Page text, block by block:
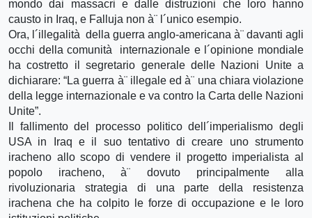
mondo dai massacri e dalle distruzioni che loro hanno
causto in Iraq, e Falluja non à¨ l´unico esempio.
Ora, l´illegalità della guerra anglo-americana à¨ davanti agli
occhi della comunità internazionale e l´opinione mondiale
ha costretto il segretario generale delle Nazioni Unite a
dichiarare: “La guerra à¨ illegale ed à¨ una chiara violazione
della legge internazionale e va contro la Carta delle Nazioni
Unite”.
Il fallimento del processo politico dell´imperialismo degli
USA in Iraq e il suo tentativo di creare uno strumento
iracheno allo scopo di vendere il progetto imperialista al
popolo iracheno, à¨ dovuto principalmente alla
rivoluzionaria strategia di una parte della resistenza
irachena che ha colpito le forze di occupazione e le loro